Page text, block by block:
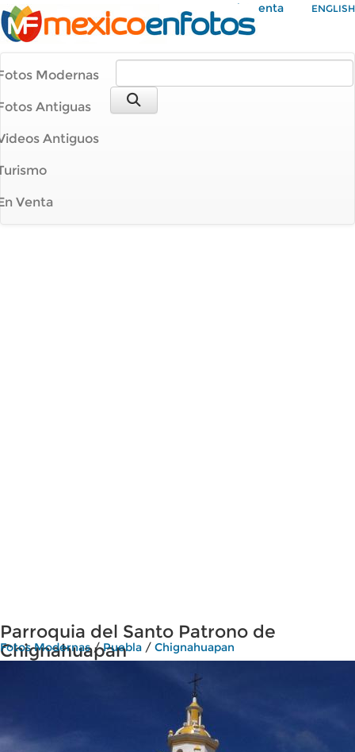
Mi Cuenta ENGLISH
Modernas
Antiguas
Antiguos
Venta
Parroquia del Santo Patrono de
Chignahuapan
Fotos Modernas/Puebla / Chignahuapan